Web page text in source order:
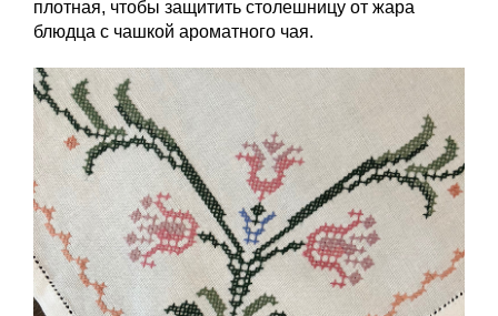
плотная, чтобы защитить столешницу от жара
блюдца с чашкой ароматного чая.